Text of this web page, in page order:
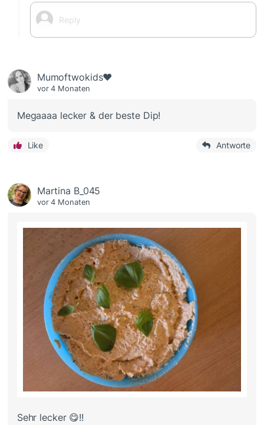
Mumoftwokids❤️
vor 4 Monaten
Megaaaa lecker & der beste Dip!
Like Antworte
Martina B_045
vor 4 Monaten
Sehr lecker 😋!!